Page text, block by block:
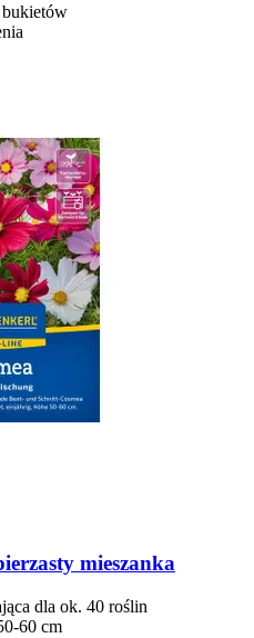
mieszanka
dla ok. 40 roślin
60 cm